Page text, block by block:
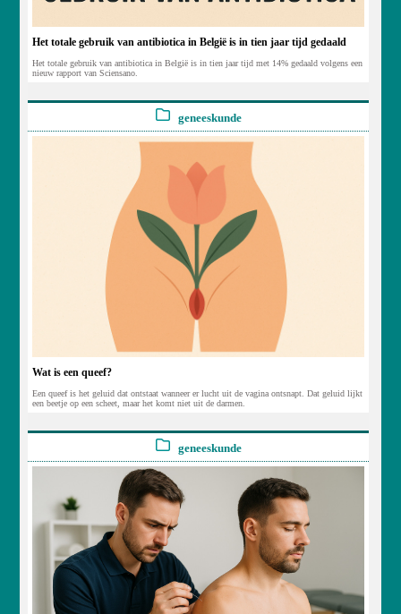
Het totale gebruik van antibiotica in België is in tien jaar tijd gedaald
Het totale gebruik van antibiotica in België is in tien jaar tijd met 14% gedaald volgens een
nieuw rapport van Sciensano.
geneeskunde
Wat is een queef?
Een queef is het geluid dat ontstaat wanneer er lucht uit de vagina ontsnapt. Dat geluid lijkt
een beetje op een scheet, maar het komt niet uit de darmen.
geneeskunde